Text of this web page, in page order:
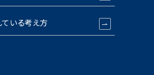
いる考え方